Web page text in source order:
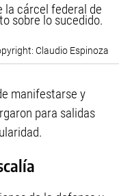
la cárcel federal de
sobre lo sucedido.
Claudio Espinoza
manifestarse y
para salidas